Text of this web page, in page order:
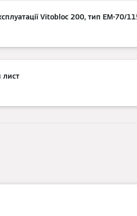
Vitobloc 200, тип EM-70/
лист